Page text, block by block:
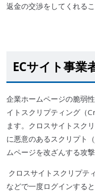
返金の交渉をしてくれるこ
ECサイト事業
企業ホームページの脆弱性
イトスクリプティング （
ます。 クロスサイトスク
に悪意のあるスクリプト （
ムページを改ざんする攻撃
クロスサイトスクリプテ
などで一度ログインする